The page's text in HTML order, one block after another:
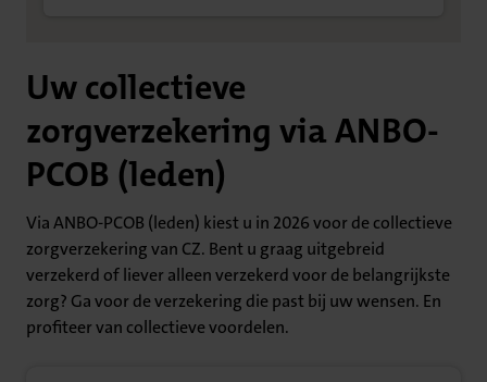
Uw collectieve
zorgverzekering via ANBO-
PCOB (leden)
Via ANBO-PCOB (leden) kiest u in 2026 voor de collectieve
zorgverzekering van CZ. Bent u graag uitgebreid
verzekerd of liever alleen verzekerd voor de belangrijkste
zorg? Ga voor de verzekering die past bij uw wensen. En
profiteer van collectieve voordelen.